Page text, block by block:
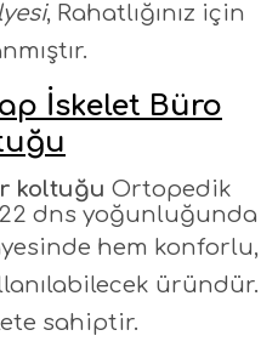
, Rahatlığınız için
İskelet Büro
koltuğu Ortopedik
dns yoğunluğunda
hem konforlu,
üründür.
sahiptir.